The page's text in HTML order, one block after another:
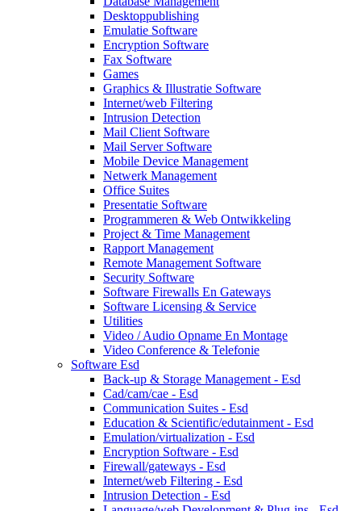
Desktoppublishing
Emulatie Software
Encryption Software
Fax Software
Games
Graphics & Illustratie Software
Internet/web Filtering
Intrusion Detection
Mail Client Software
Mail Server Software
Mobile Device Management
Netwerk Management
Office Suites
Presentatie Software
Programmeren & Web Ontwikkeling
Project & Time Management
Rapport Management
Remote Management Software
Security Software
Software Firewalls En Gateways
Software Licensing & Service
Utilities
Video / Audio Opname En Montage
Video Conference & Telefonie
Software Esd
Back-up & Storage Management - Esd
Cad/cam/cae - Esd
Communication Suites - Esd
Education & Scientific/edutainment - Esd
Emulation/virtualization - Esd
Encryption Software - Esd
Firewall/gateways - Esd
Internet/web Filtering - Esd
Intrusion Detection - Esd